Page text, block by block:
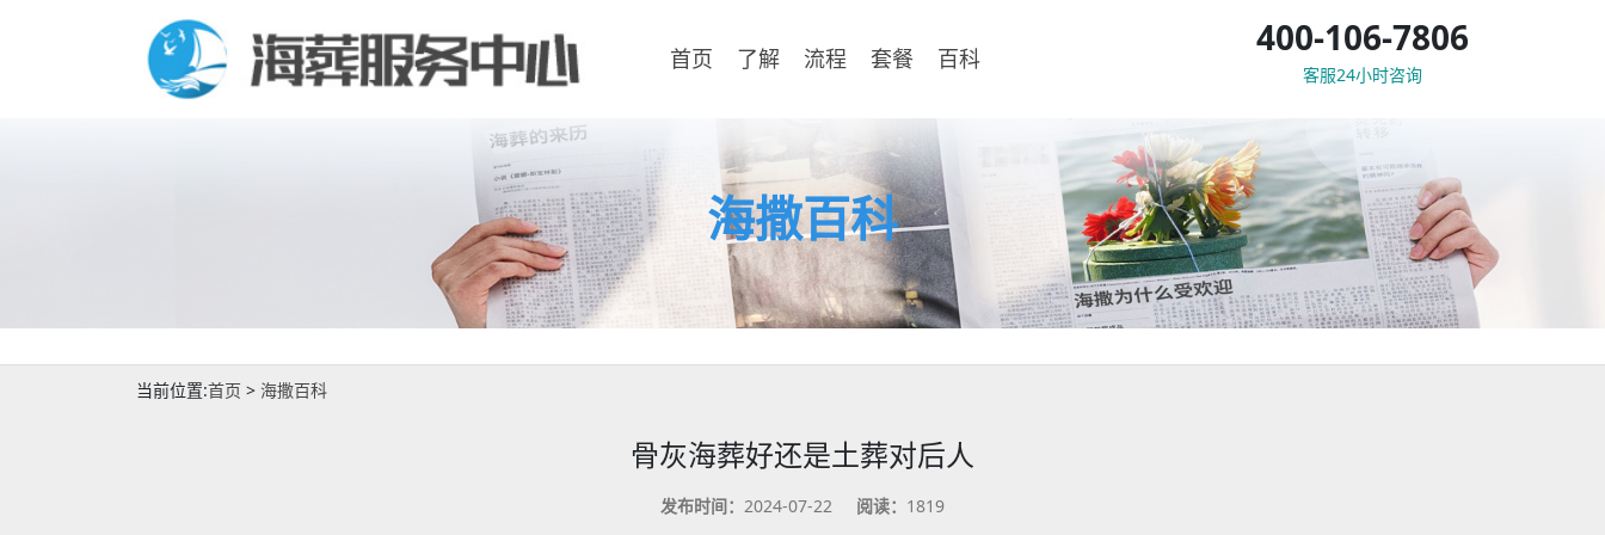
首页 了解 流程 套餐 百科 400-106-7806
客服24小时咨询
海撒百科
当前位置:首页 > 海撒百科
骨灰海葬好还是土葬对后人
发布时间： 2024-07-22 阅读： 1819